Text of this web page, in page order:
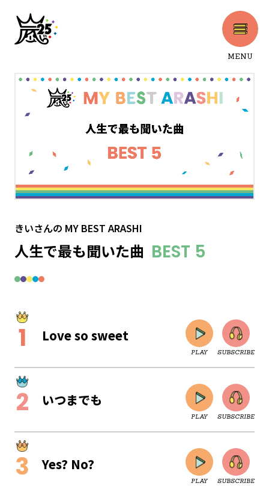
MENU
きいさんの MY BEST ARASHI
人生で最も聞いた曲 BEST 5
Love so sweet
PLAY SUBSCRIBE
いつまでも
PLAY SUBSCRIBE
Yes? No?
PLAY SUBSCRIBE